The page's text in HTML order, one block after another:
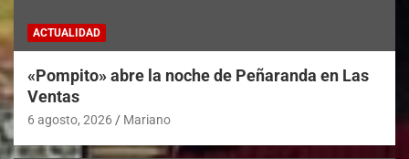
ACTUALIDAD
«Pompito» abre la noche de Peñaranda en Las
Ventas
6 agosto, 2026 Mariano